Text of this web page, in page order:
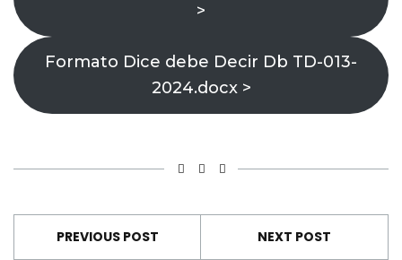
>
Formato Dice debe Decir Db TD-013-
2024.docx >
PREVIOUS POST NEXT POST